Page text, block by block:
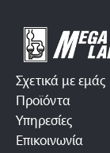
Σχετικά με εμάς
Προϊόντα
Υπηρεσίες
Επικοινωνία